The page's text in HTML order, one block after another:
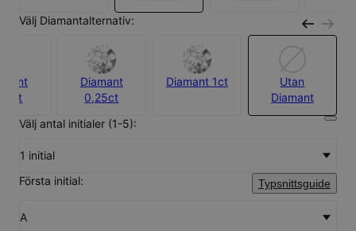
Välj Diamantalternativ:
Diamant
0,25ct
Diamant 1ct
Utan
Diamant
Välj antal initialer (1-5):
1 initial
Första initial:
Typsnittsguide
A